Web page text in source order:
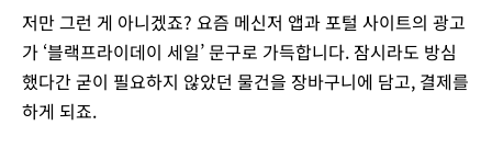
저만 그런 게 아니겠죠? 요즘 메신저 앱과 포털 사이트의 광고
가 ‘블랙프라이데이 세일’ 문구로 가득합니다. 잠시라도 방심
했다간 굳이 필요하지 않았던 물건을 장바구니에 담고, 결제를
하게 되죠.